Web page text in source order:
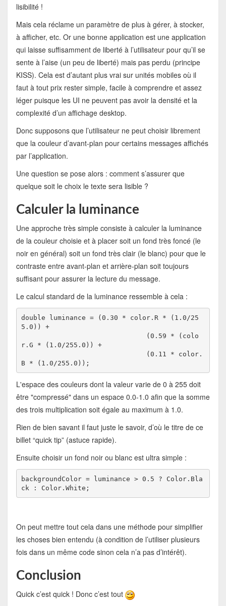
lisibilité !
Mais cela réclame un paramètre de plus à gérer, à stocker,
à afficher, etc. Or une bonne application est une application
qui laisse suffisamment de liberté à l’utilisateur pour qu’il se
sente à l’aise (un peu de liberté) mais pas perdu (principe
KISS). Cela est d’autant plus vrai sur unités mobiles où il
faut à tout prix rester simple, facile à comprendre et assez
léger puisque les UI ne peuvent pas avoir la densité et la
complexité d’un affichage desktop.
Donc supposons que l’utilisateur ne peut choisir librement
que la couleur d’avant-plan pour certains messages affichés
par l’application.
Une question se pose alors : comment s’assurer que
quelque soit le choix le texte sera lisible ?
Calculer la luminance
Une approche très simple consiste à calculer la luminance
de la couleur choisie et à placer soit un fond très foncé (le
noir en général) soit un fond très clair (le blanc) pour que le
contraste entre avant-plan et arrière-plan soit toujours
suffisant pour assurer la lecture du message.
Le calcul standard de la luminance ressemble à cela :
double luminance = (0.30 * color.R * (1.0/25
5.0)) +
r.G * (1.0/255.0)) +
B * (1.0/255.0));
L'espace des couleurs dont la valeur varie de 0 à 255 doit
être "compressé" dans un espace 0.0-1.0 afin que la somme
des trois multiplication soit égale au maximum à 1.0.
Rien de bien savant il faut juste le savoir, d’où le titre de ce
billet “quick tip” (astuce rapide).
Ensuite choisir un fond noir ou blanc est ultra simple :
backgroundColor = luminance > 0.5 ? Color.Bla
ck : Color.White;
On peut mettre tout cela dans une méthode pour simplifier
les choses bien entendu (à condition de l’utiliser plusieurs
fois dans un même code sinon cela n’a pas d’intérêt).
Conclusion
Quick c’est quick ! Donc c’est tout